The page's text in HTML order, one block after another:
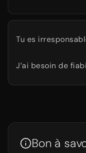
Tu es
J’ai besoin de
Bon à